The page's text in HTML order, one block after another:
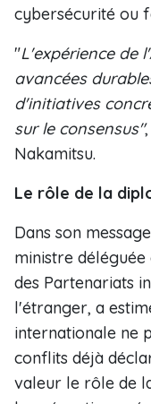
cybersécurité ou
"L'expérience de
avancées
d'initiatives
sur le consensus"
Nakamitsu.
Le rôle de la
Dans son
ministre
des Partenariats
l'étranger, a
internationale ne
conflits déjà
valeur le rôle de